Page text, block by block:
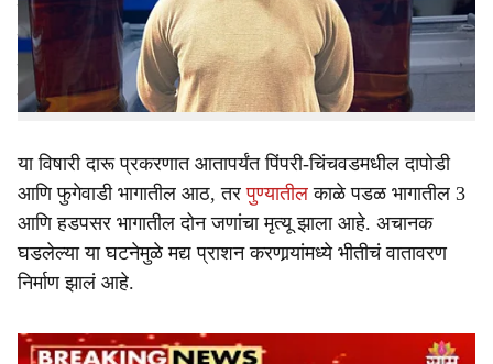
eउघडकीस आली आहे. या घटनेमुळे पुणे शहरासह पिंपरी-चिंचवडमध्ये
एकच खळबळ उडाली आहे. या प्रकरणाचं गांभीर्य लक्षात घेत
मुख्यमंत्री देवेंद्र फडणवीस यांनी कठोर कारवाईचे आदेश पुणे आणि
पिंपरी चिंचवड पोलीस आयुक्तांना दिले आहेत.
या विषारी दारू प्रकरणात आतापर्यंत पिंपरी-चिंचवडमधील दापोडी
आणि फुगेवाडी भागातील आठ, तरपुण्यातीलकाळे पडळ भागातील 3
आणि हडपसर भागातील दोन जणांचा मृत्यू झाला आहे. अचानक
घडलेल्या या घटनेमुळे मद्य प्राशन करणार्‍यांमध्ये भीतीचं वातावरण
निर्माण झालं आहे.